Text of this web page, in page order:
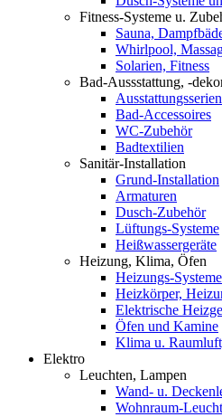
Fitness-Systeme u.
Sauna,
Whirlpool,
Solarien, Fitness
Bad-Aussstattung, -
Ausstattungsserien
Bad-Accessoires
WC-Zubehör
Badtextilien
Sanitär-Installation
Grund-Installation
Armaturen
Dusch-Zubehör
Lüftungs-Systeme
Heißwassergeräte
Heizung, Klima, Öfen
Heizungs-Systeme
Heizkörper,
Elektrische
Öfen und Kamine
Klima u.
Elektro
Leuchten, Lampen
Wand- u.
Wohnraum-